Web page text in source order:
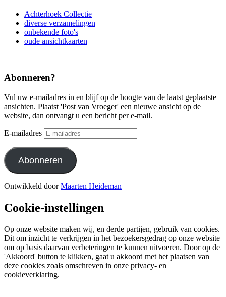
Achterhoek Collectie
diverse verzamelingen
onbekende foto's
oude ansichtkaarten
Abonneren?
Vul uw e-mailadres in en blijf op de hoogte van de laatst geplaatste
ansichten. Plaatst 'Post van Vroeger' een nieuwe ansicht op de
website, dan ontvangt u een bericht per e-mail.
E-mailadres
Abonneren
Ontwikkeld doorMaarten Heideman
Cookie-instellingen
Op onze website maken wij, en derde partijen, gebruik van cookies.
Dit om inzicht te verkrijgen in het bezoekersgedrag op onze website
om op basis daarvan verbeteringen te kunnen uitvoeren. Door op de
'Akkoord' button te klikken, gaat u akkoord met het plaatsen van
deze cookies zoals omschreven in onze privacy- en
cookieverklaring.